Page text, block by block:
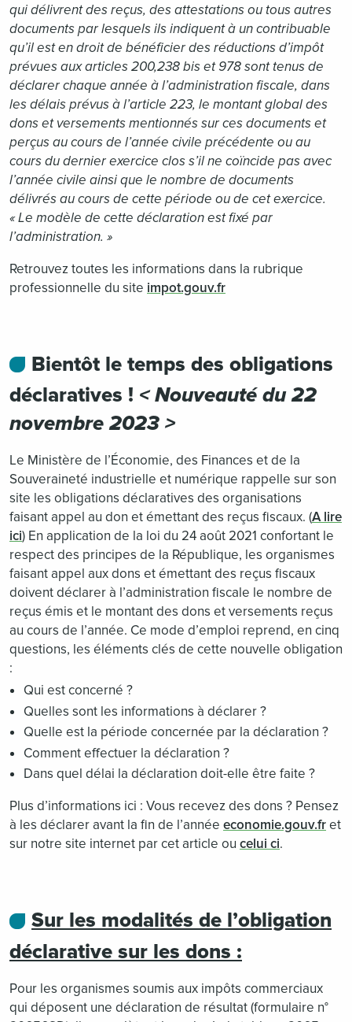
qui délivrent des reçus, des attestations ou tous autres
documents par lesquels ils indiquent à un contribuable
qu’il est en droit de bénéficier des réductions d’impôt
prévues aux articles 200,238 bis et 978 sont tenus de
déclarer chaque année à l’administration fiscale, dans
les délais prévus à l’article 223, le montant global des
dons et versements mentionnés sur ces documents et
perçus au cours de l’année civile précédente ou au
cours du dernier exercice clos s’il ne coïncide pas avec
l’année civile ainsi que le nombre de documents
délivrés au cours de cette période ou de cet exercice.
« Le modèle de cette déclaration est fixé par
l’administration. »
Retrouvez toutes les informations dans la rubrique
professionnelle du site impot.gouv.fr
Bientôt le temps des obligations
déclaratives ! < Nouveauté du 22
novembre 2023 >
Le Ministère de l’Économie, des Finances et de la
Souveraineté industrielle et numérique rappelle sur son
site les obligations déclaratives des organisations
faisant appel au don et émettant des reçus fiscaux. (A lire
ici) En application de la loi du 24 août 2021 confortant le
respect des principes de la République, les organismes
faisant appel aux dons et émettant des reçus fiscaux
doivent déclarer à l’administration fiscale le nombre de
reçus émis et le montant des dons et versements reçus
au cours de l’année. Ce mode d’emploi reprend, en cinq
questions, les éléments clés de cette nouvelle obligation
:
Qui est concerné ?
Quelles sont les informations à déclarer ?
Quelle est la période concernée par la déclaration ?
Comment effectuer la déclaration ?
Dans quel délai la déclaration doit-elle être faite ?
Plus d’informations ici : Vous recevez des dons ? Pensez
à les déclarer avant la fin de l’année economie.gouv.fret
sur notre site internet par cet article ou celui ci.
Sur les modalités de l’obligation
déclarative sur les dons :
Pour les organismes soumis aux impôts commerciaux
qui déposent une déclaration de résultat (formulaire n°